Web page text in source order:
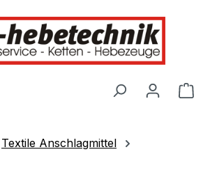
Textile Anschlagmittel